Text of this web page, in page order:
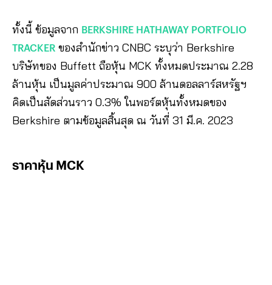
ทั้งนี้ ข้อมูลจาก BERKSHIRE HATHAWAY PORTFOLIO
TRACKER ของสำนักข่าว CNBC ระบุว่า Berkshire
บริษัทของ Buffett ถือหุ้น MCK ทั้งหมดประมาณ 2.28
ล้านหุ้น เป็นมูลค่าประมาณ 900 ล้านดอลลาร์สหรัฐฯ
คิดเป็นสัดส่วนราว 0.3% ในพอร์ตหุ้นทั้งหมดของ
Berkshire ตามข้อมูลสิ้นสุด ณ วันที่ 31 มี.ค. 2023
ราคาหุ้น MCK